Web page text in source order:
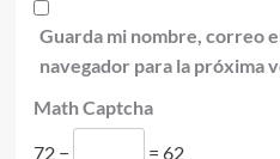
Guarda mi nombre, correo
navegador para la próxima
Math Captcha
72 −
= 62